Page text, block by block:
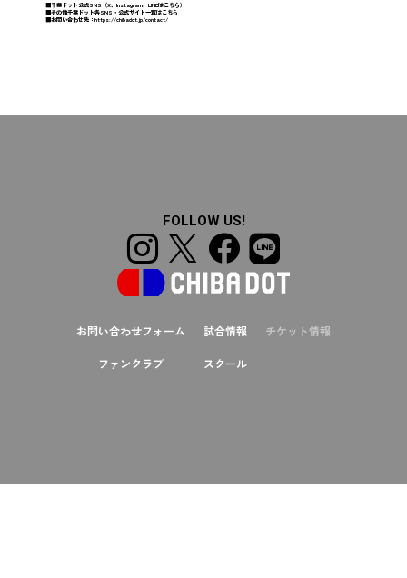
■千葉ドット公式SNS（X、Instagram、LINEはこちら）
■その他千葉ドット各SNS・公式サイト一覧はこちら
■お問い合わせ先： https://chibadot.jp/contact/
FOLLOW US!
お問い合わせフォーム 試合情報 チケット情報
ファンクラブ スクール